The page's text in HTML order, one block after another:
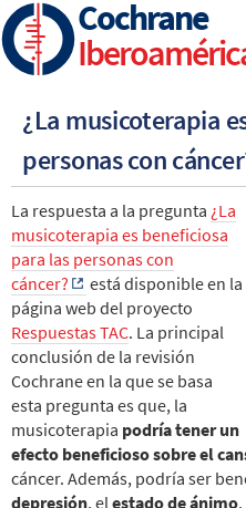
Skip
to
main
Cochrane
¿La musicoterapia
personas con
La respuesta a la pregunta ¿La
musicoterapia es beneficiosa
para las personas con
cáncer?
está disponible en la
página web del proyecto
Respuestas TAC. La principal
conclusión de la revisión
Cochrane en la que se basa
esta pregunta es que, la
musicoterapia podría tener un
efecto beneficioso sobre el
cáncer. Además, podría ser
depresión, el estado de ánimo